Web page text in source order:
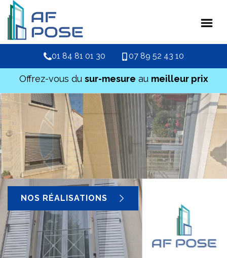
01 84 81 01 30 07 89 52 43 10
Offrez-vous du sur-mesure au meilleur prix
NOS RÉALISATIONS